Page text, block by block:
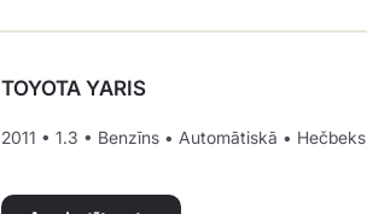
TOYOTA YARIS
2011 • 1.3 • Benzīns • Automātiskā • Hečbeks